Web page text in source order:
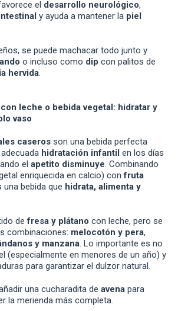
el desarrollo neurológico,
y ayuda a mantener la piel
se puede machacar todo junto y
o incluso como dip con palitos de
hervida.
leche o bebida vegetal: hidratar y
vaso
caseros son una bebida perfecta
hidratación infantil en los días
el apetito disminuye. Combinando
enriquecida en calcio) confruta
bebida que hidrata, alimenta y
defresa y plátano con leche, pero se
combinaciones: melocotón y pera,
y manzana. Lo importante es no
(especialmente en menores de un año) y
para garantizar el dulzor natural.
una cucharadita de avena para
la merienda más completa.